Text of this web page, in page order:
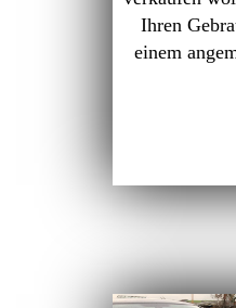
Ihren
einem